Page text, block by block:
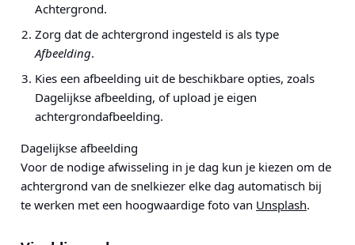
Achtergrond.
Zorg dat de achtergrond ingesteld is als type
Afbeelding.
Kies een afbeelding uit de beschikbare opties, zoals
Dagelijkse afbeelding, of upload je eigen
achtergrondafbeelding.
Dagelijkse afbeelding
Voor de nodige afwisseling in je dag kun je kiezen om de
achtergrond van de snelkiezer elke dag automatisch bij
te werken met een hoogwaardige foto van Unsplash.